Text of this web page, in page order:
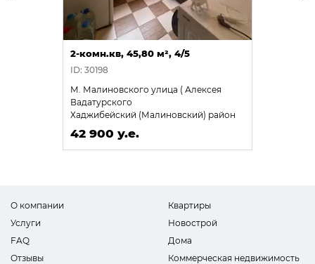
2-комн.кв, 45,80 м², 4/5
ID: 30198
М. Малиновского улица ( Алексея
Вадатурского
Хаджибейский (Малиновский) район
42 900 у.е.
О компании
Услуги
FAQ
Отзывы
Квартиры
Новострой
Дома
Коммерческая недвижимость